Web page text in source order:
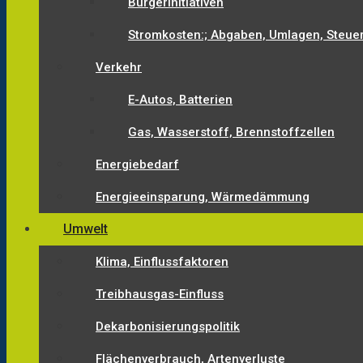
Stromkosten:; Abgaben, Umlagen,
Verkehr
E-Autos, Batterien
Gas, Wasserstoff, Brennstoffzellen
Energiebedarf
Energieeinsparung, Wärmedämmung
Umwelt
Klima, Einflussfaktoren
Treibhausgas-Einfluss
Dekarbonisierungspolitik
Flächenverbrauch, Artenverluste